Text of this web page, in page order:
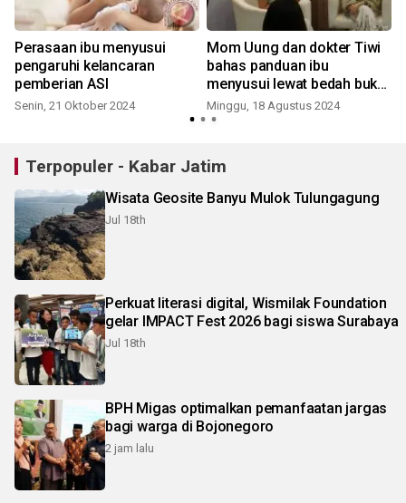
Perasaan ibu menyusui
pengaruhi kelancaran
pemberian ASI
Senin, 21 Oktober 2024
Mom Uung dan dokter Tiwi
bahas panduan ibu
menyusui lewat bedah buku
"Sang Bayi"
Minggu, 18 Agustus 2024
Terpopuler - Kabar Jatim
Wisata Geosite Banyu Mulok Tulungagung
Jul 18th
Perkuat literasi digital, Wismilak Foundation
gelar IMPACT Fest 2026 bagi siswa Surabaya
Jul 18th
BPH Migas optimalkan pemanfaatan jargas
bagi warga di Bojonegoro
2 jam lalu